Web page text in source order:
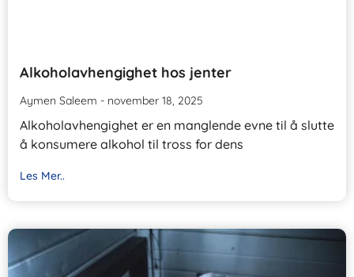
Alkoholavhengighet hos jenter
Aymen Saleem november 18, 2025
Alkoholavhengighet er en manglende evne til å slutte
å konsumere alkohol til tross for dens
Les Mer..